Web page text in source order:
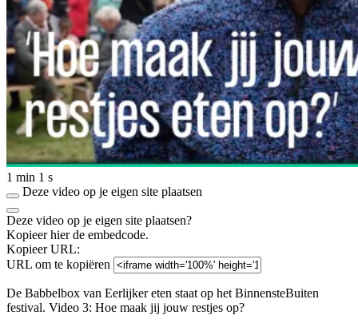
1 min 1 s
Deze video op je eigen site plaatsen
Deze video op je eigen site plaatsen?
Kopieer hier de embedcode.
Kopieer URL:
URL om te kopiëren
De Babbelbox van Eerlijker eten staat op het BinnensteBuiten
festival. Video 3: Hoe maak jij jouw restjes op?